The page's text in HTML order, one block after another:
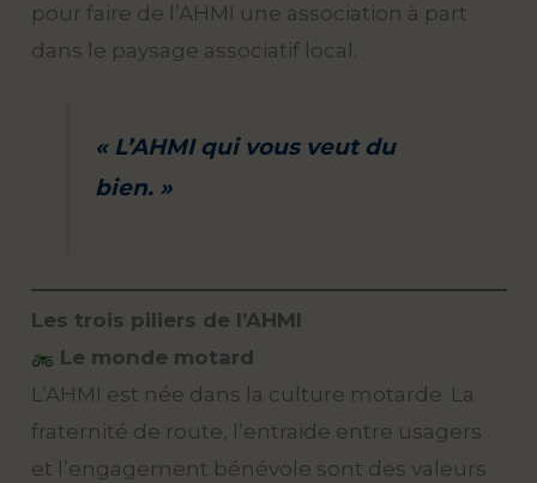
pour faire de l’AHMI une association à part
dans le paysage associatif local.
« L’AHMI qui vous veut du
bien. »
Les trois piliers de l’AHMI
Le monde motard
L’AHMI est née dans la culture motarde. La
fraternité de route, l’entraide entre usagers
et l’engagement bénévole sont des valeurs